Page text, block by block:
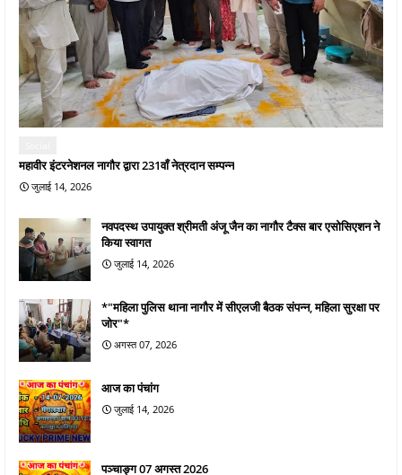
महावीर इंटरनेशनल नागौर द्वारा 231वाँ नेत्रदान सम्पन्न
जुलाई 14, 2026
नवपदस्थ उपायुक्त श्रीमती अंजू जैन का नागौर टैक्स बार एसोसिएशन ने
किया स्वागत
जुलाई 14, 2026
*"महिला पुलिस थाना नागौर में सीएलजी बैठक संपन्न, महिला सुरक्षा पर
जोर"*
अगस्त 07, 2026
आज का पंचांग
जुलाई 14, 2026
पञ्चाङ्ग 07 अगस्त 2026